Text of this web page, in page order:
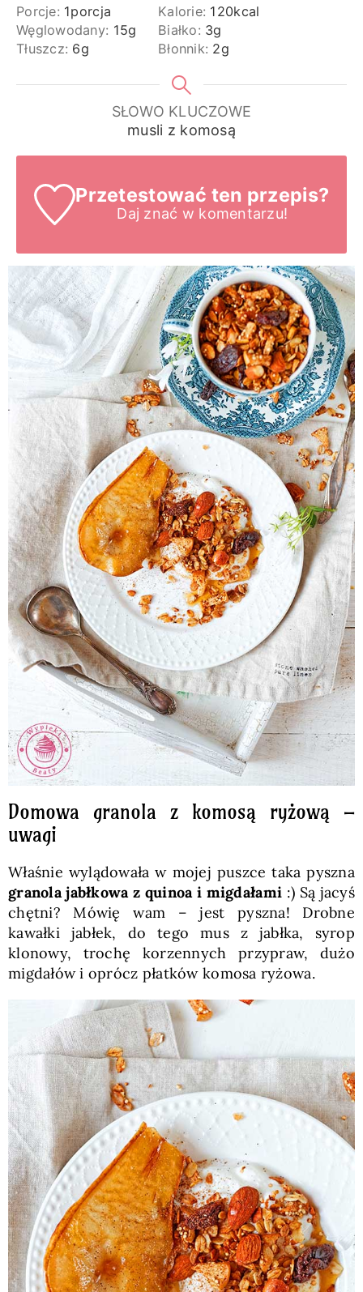
Porcje: 1porcja Kalorie: 120kcal
Węglowodany: 15g Białko: 3g
Tłuszcz: 6g Błonnik: 2g
SŁOWO KLUCZOWE
musli z komosą
Przetestować ten przepis?
Daj znać w komentarzu!
Domowa granola z komosą ryżową –
uwagi
Właśnie wylądowała w mojej puszce taka pyszna
granola jabłkowa z quinoa i migdałami :) Są jacyś
chętni? Mówię wam – jest pyszna! Drobne
kawałki jabłek, do tego mus z jabłka, syrop
klonowy, trochę korzennych przypraw, dużo
migdałów i oprócz płatków komosa ryżowa.